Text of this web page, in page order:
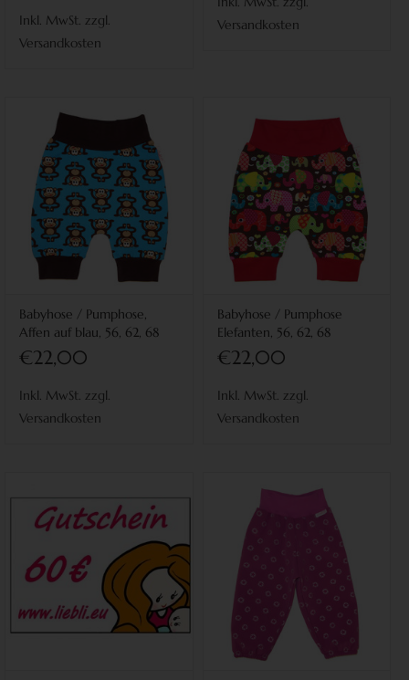
Inkl. MwSt. zzgl.
Versandkosten
Versandkosten
Babyhose / Pumphose,
Affen auf blau, 56, 62, 68
€22,00
Inkl. MwSt. zzgl.
Versandkosten
Babyhose / Pumphose
Elefanten, 56, 62, 68
€22,00
Inkl. MwSt. zzgl.
Versandkosten